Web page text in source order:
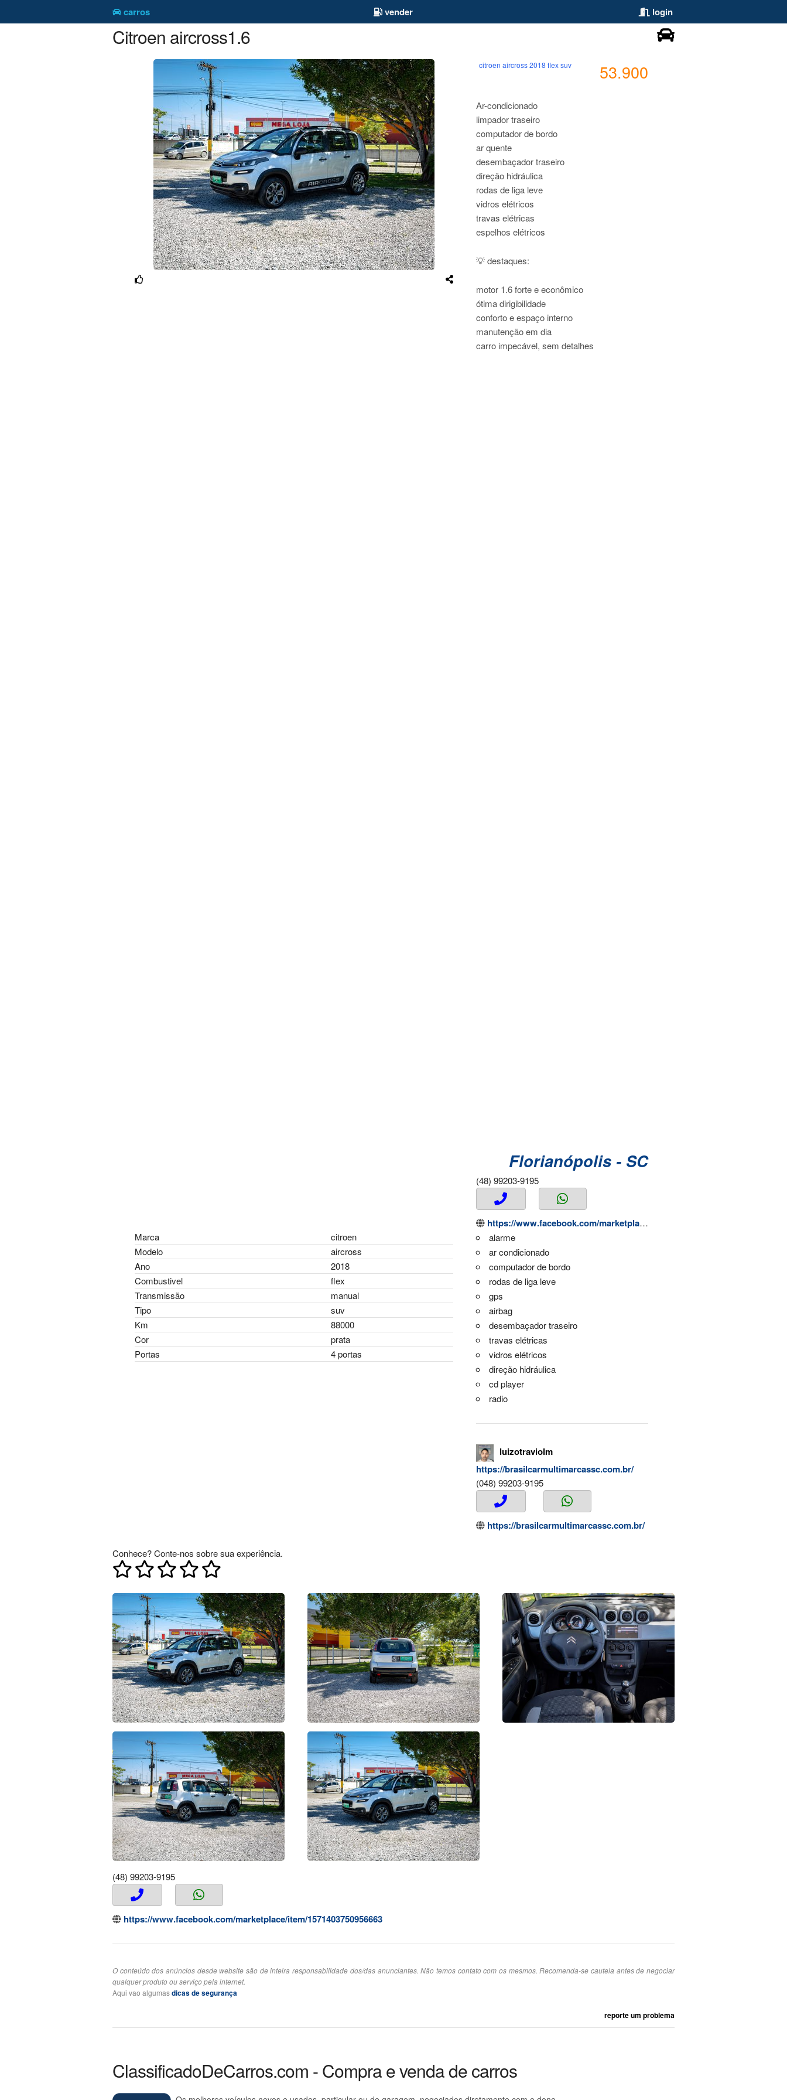
carros vender login
Citroen aircross1.6
citroen aircross 2018 flex suv 53.900
Ar-condicionado
limpador traseiro
computador de bordo
ar quente
desembaçador traseiro
direção hidráulica
rodas de liga leve
vidros elétricos
travas elétricas
espelhos elétricos
💡 destaques:
motor 1.6 forte e econômico
ótima dirigibilidade
conforto e espaço interno
manutenção em dia
carro impecável, sem detalhes
Florianópolis - SC
(48) 99203-9195
https://www.facebook.com/marketplace/item/1571403750956663
Marca
citroen
Modelo
aircross
Ano
2018
Combustivel
flex
Transmissão
manual
Tipo
suv
Km
88000
Cor
prata
Portas
4 portas
alarme
ar condicionado
computador de bordo
rodas de liga leve
gps
airbag
desembaçador traseiro
travas elétricas
vidros elétricos
direção hidráulica
cd player
radio
luizotraviolm
https://brasilcarmultimarcassc.com.br/
(048) 99203-9195
https://brasilcarmultimarcassc.com.br/
Conhece? Conte-nos sobre sua experiência.
(48) 99203-9195
https://www.facebook.com/marketplace/item/1571403750956663
O conteúdo dos anúncios desde website são de inteira responsabilidade dos/das anunciantes. Não temos contato com os mesmos. Recomenda-se cautela antes de negociar
qualquer produto ou serviço pela internet.
Aqui vao algumasdicas de segurança
reporte um problema
ClassificadoDeCarros.com - Compra e venda de carros